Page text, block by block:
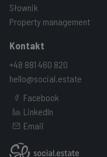
Słownik
Property management
Kontakt
+48 881 460 820
hello@social.estate
Facebook
LinkedIn
Email